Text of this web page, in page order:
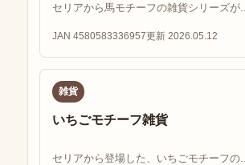
セリアから馬モチーフの雑貨シリーズが...
JAN 4580583336957更新 2026.05.12
雑貨
いちごモチーフ雑貨
セリアから登場した、いちごモチーフの...